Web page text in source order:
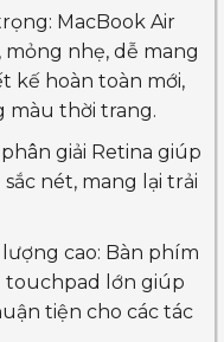
MacBook Air
mỏng nhẹ, dễ mang
kế hoàn toàn mới,
màu thời trang.
giải Retina giúp
nét, mang lại trải
cao: Bàn phím
touchpad lớn giúp
tiện cho các tác